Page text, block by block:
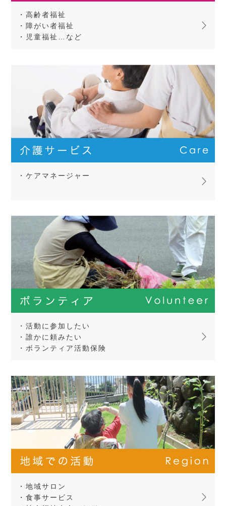
・高齢者福祉
・障がい者福祉
・児童福祉…など
・ケアマネージャー
・活動に参加したい
・誰かに頼みたい
・ボランティア活動保険
・地域サロン
・食事サービス